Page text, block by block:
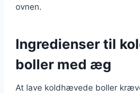
ovnen.
Ingredienser til
boller med æg
At lave koldhævede boller